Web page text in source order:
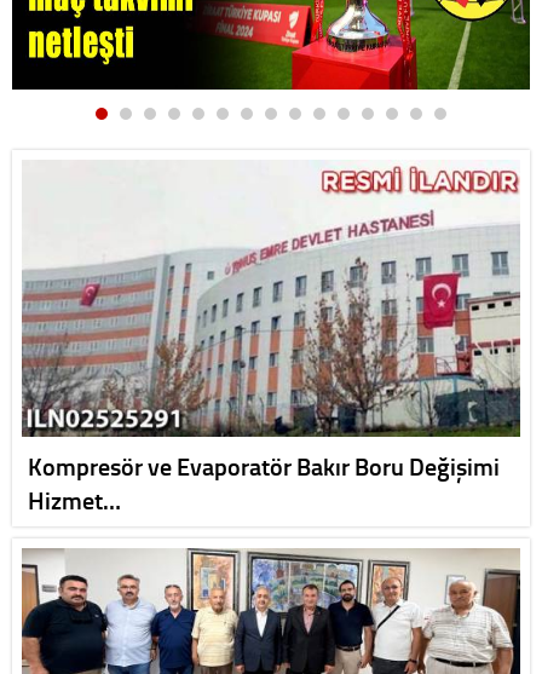
Kompresör ve Evaporatör Bakır Boru Değişimi
Hizmet…